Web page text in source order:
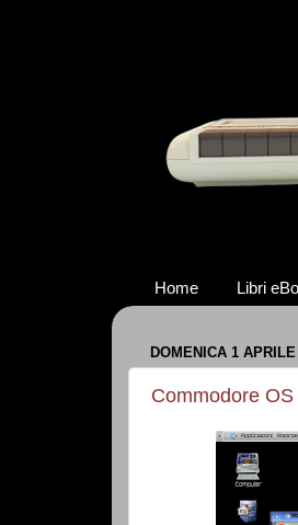
Home Libri
DOMENICA 1
Commodore